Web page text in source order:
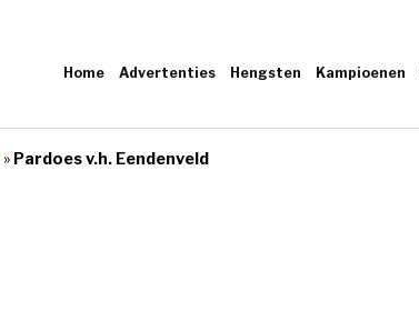
Home Advertenties Hengsten Kampioenen
» Pardoes v.h. Eendenveld